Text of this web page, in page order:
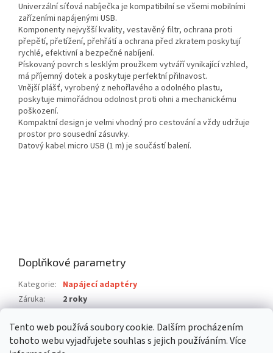
Tento web používá soubory cookie. Dalším procházením
tohoto webu vyjadřujete souhlas s jejich používáním. Více
Univerzální síťová nabíječka je kompatibilní se všemi mobilními
zařízeními napájenými USB.
Komponenty nejvyšší kvality, vestavěný filtr, ochrana proti
přepětí, přetížení, přehřátí a ochrana před zkratem poskytují
rychlé, efektivní a bezpečné nabíjení.
Pískovaný povrch s lesklým proužkem vytváří vynikající vzhled,
má příjemný dotek a poskytuje perfektní přilnavost.
Vnější plášť, vyrobený z nehořlavého a odolného plastu,
poskytuje mimořádnou odolnost proti ohni a mechanickému
poškození.
Kompaktní design je velmi vhodný pro cestování a vždy udržuje
prostor pro sousední zásuvky.
Datový kabel micro USB (1 m) je součástí balení.
Doplňkové parametry
Kategorie: Napájecí adaptéry
Záruka:
2 roky
EAN: 4260403571323